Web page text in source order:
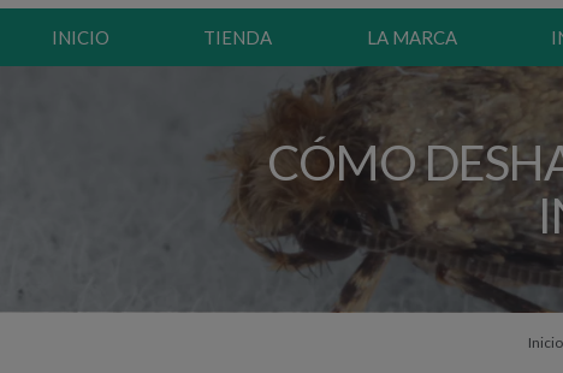
INICIO TIENDA LA MARCA
CÓMO
Inicio